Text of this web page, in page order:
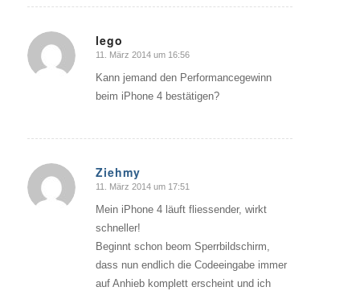
lego
sagte:
11. März 2014 um 16:56
Kann jemand den Performancegewinn
beim iPhone 4 bestätigen?
Ziehmy
sagte:
11. März 2014 um 17:51
Mein iPhone 4 läuft fliessender, wirkt
schneller!
Beginnt schon beom Sperrbildschirm,
dass nun endlich die Codeeingabe immer
auf Anhieb komplett erscheint und ich